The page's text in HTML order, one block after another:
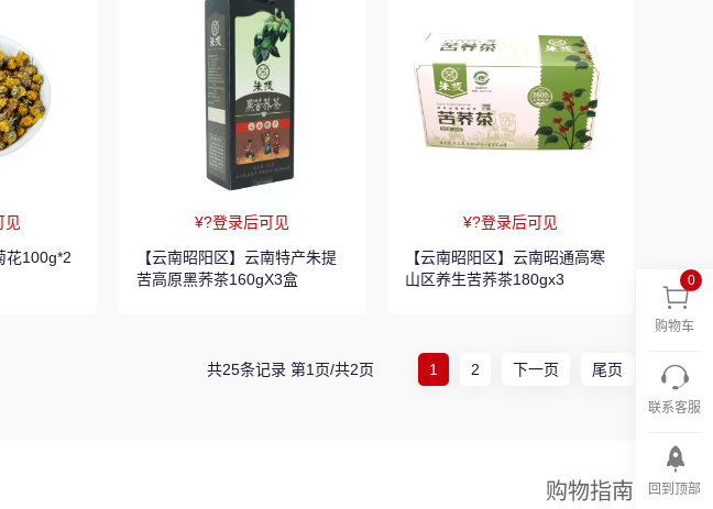
见
花100g*2
¥?登录后可见
【云南昭阳区】云南特产朱提
苦高原黑荞茶160gX3盒
¥?登录后可见
【云南昭阳区】云南昭通高寒
山区养生苦荞茶180gx3
共25条记录 第1页/共2页 1 2 下一页 尾页
0
购物车
联系客服
回到顶部
购物指南